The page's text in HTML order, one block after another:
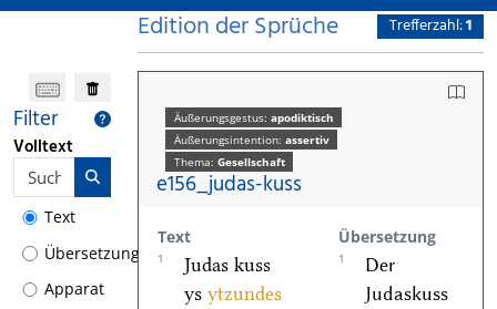
Filter
Volltext
Text
Übersetzung
Apparat
Edition der Sprüche Trefferzahl:1
Äußerungsgestus: apodiktisch
Äußerungsintention: assertiv
Thema: Gesellschaft
e156_judas-kuss
Text Übersetzung
1
Judas kuss
ys ytzundes
1
Der
Judaskuss